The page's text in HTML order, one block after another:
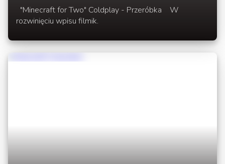
"Minecraft for Two" Coldplay - Przeróbka W
rozwinięciu wpisu filmik.